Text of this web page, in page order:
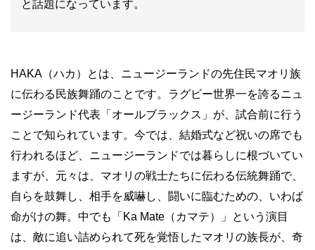
と話題になっています。
HAKA（ハカ）とは、ニュージーランドの先住民マオリ族
に伝わる民族舞踊のことです。ラグビー世界一を誇るニュ
ージーランド代表「オールブラックス」が、試合前に行う
ことで知られています。今では、結婚式など祝いの席でも
行われるほど、ニュージーランドでは暮らしに根づいてい
ますが、元々は、マオリの戦士たちに伝わる伝統舞踊で、
自らを鼓舞し、相手を威嚇し、闘いに臨むための、いわば
命がけの舞。中でも「Ka Mate（カマテ）」という演目
は、敵に追い詰められて死を覚悟したマオリの族長が、奇